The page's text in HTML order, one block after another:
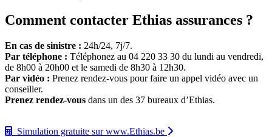
Comment contacter Ethias assurances ?
En cas de sinistre : 24h/24, 7j/7.
Par téléphone : Téléphonez au 04 220 33 30 du lundi au vendredi,
de 8h00 à 20h00 et le samedi de 8h30 à 12h30.
Par vidéo : Prenez rendez-vous pour faire un appel vidéo avec un
conseiller.
Prenez rendez-vous dans un des 37 bureaux d’Ethias.
Simulation gratuite sur www.Ethias.be